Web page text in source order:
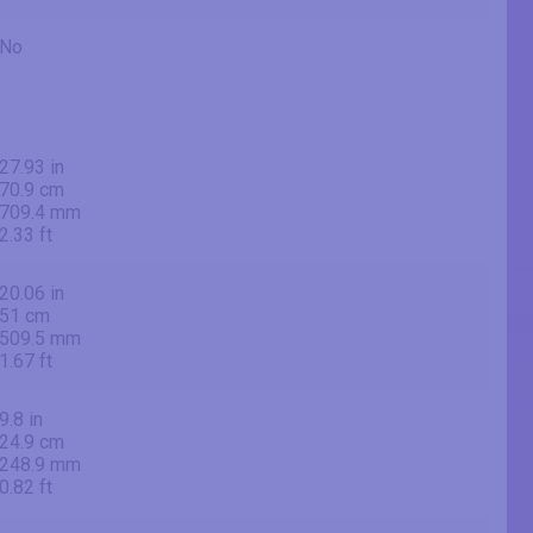
No
27.93 in
70.9 cm
709.4 mm
2.33 ft
20.06 in
51 cm
509.5 mm
1.67 ft
9.8 in
24.9 cm
248.9 mm
0.82 ft